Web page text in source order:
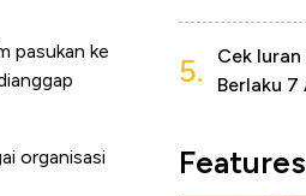
pasukan ke
organisasi
5.
Cek Iuran
Berlaku
Features